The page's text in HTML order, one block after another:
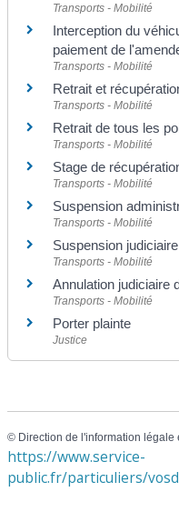
Transports - Mobilité
Interception du
paiement de
Transports - Mobilité
Retrait et
Transports - Mobilité
Retrait de tous les
Transports - Mobilité
Stage de
Transports - Mobilité
Suspension
Transports - Mobilité
Suspension
Transports - Mobilité
Annulation judiciaire
Transports - Mobilité
Porter plainte
Justice
© Direction de l'information légale
https://www.service-
public.fr/particuliers/